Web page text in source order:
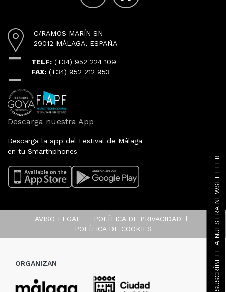
SUSCRÍBETE A NUESTRA NEWSLETTER
C/RAMOS MARÍN SN
29012 MÁLAGA, ESPAÑA
TELF: (+34) 952 224 109
FAX: (+34) 952 212 953
Descarga nuestra App
Descarga la app del Festival de Málaga
en tu Smarthphones
AVISO LEGAL
POLÍTICA DE PRIVACIDAD
POLÍTICA DE COOKIES
ORGANIZAN